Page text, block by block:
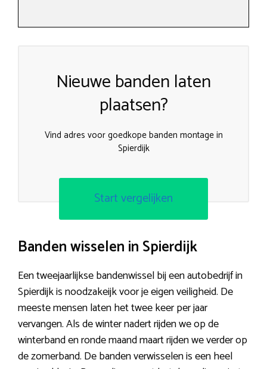
Nieuwe banden laten
plaatsen?
Vind adres voor goedkope banden montage in
Spierdijk
Start vergelijken
Banden wisselen in Spierdijk
Een tweejaarlijkse bandenwissel bij een autobedrijf in
Spierdijk is noodzakeijk voor je eigen veiligheid. De
meeste mensen laten het twee keer per jaar
vervangen. Als de winter nadert rijden we op de
winterband en ronde maand maart rijden we verder op
de zomerband. De banden verwisselen is een heel